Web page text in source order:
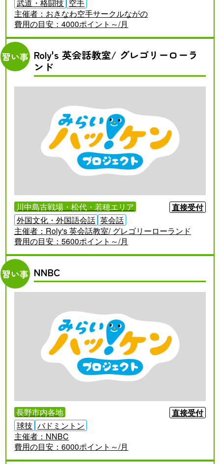
武道・格闘技 空手
主催者： おきなわ空手サークルながの
費用の目安：4000ポイント～/月
習い事 Roly's 英会話教室/ グレゴリーローラ
ンド
川中島古戦場・松代・若穂エリア
直接受付
外国文化・外国語会話 英会話
主催者： Roly's 英会話教室/ グレゴリーローランド
費用の目安：5600ポイント～/月
習い事 NNBC
長野市内各地
直接受付
球技 バドミントン
主催者： NNBC
費用の目安：6000ポイント～/月